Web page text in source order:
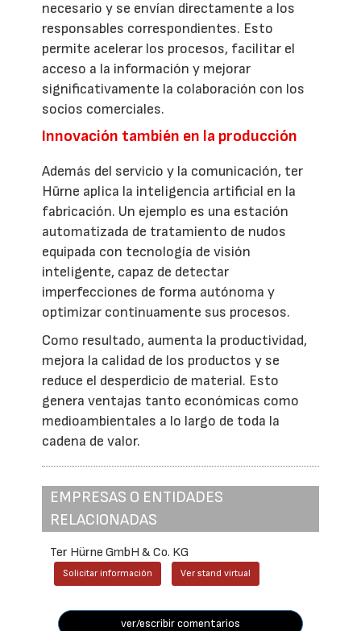
necesario y se envían directamente a los
responsables correspondientes. Esto
permite acelerar los procesos, facilitar el
acceso a la información y mejorar
significativamente la colaboración con los
socios comerciales.
Innovación también en la producción
Además del servicio y la comunicación, ter
Hürne aplica la inteligencia artificial en la
fabricación. Un ejemplo es una estación
automatizada de tratamiento de nudos
equipada con tecnología de visión
inteligente, capaz de detectar
imperfecciones de forma autónoma y
optimizar continuamente sus procesos.
Como resultado, aumenta la productividad,
mejora la calidad de los productos y se
reduce el desperdicio de material. Esto
genera ventajas tanto económicas como
medioambientales a lo largo de toda la
cadena de valor.
EMPRESAS O ENTIDADES
RELACIONADAS
Ter Hürne GmbH & Co. KG
Solicitar información Ver stand virtual
ver/escribir comentarios